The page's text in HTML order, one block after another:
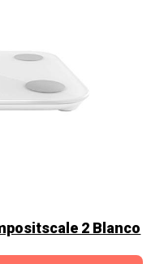
2 Blanco